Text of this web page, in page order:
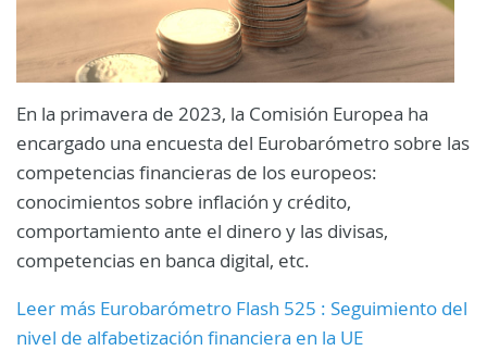
En la primavera de 2023, la Comisión Europea ha
encargado una encuesta del Eurobarómetro sobre las
competencias financieras de los europeos:
conocimientos sobre inflación y crédito,
comportamiento ante el dinero y las divisas,
competencias en banca digital, etc.
Leer más Eurobarómetro Flash 525 : Seguimiento del
nivel de alfabetización financiera en la UE